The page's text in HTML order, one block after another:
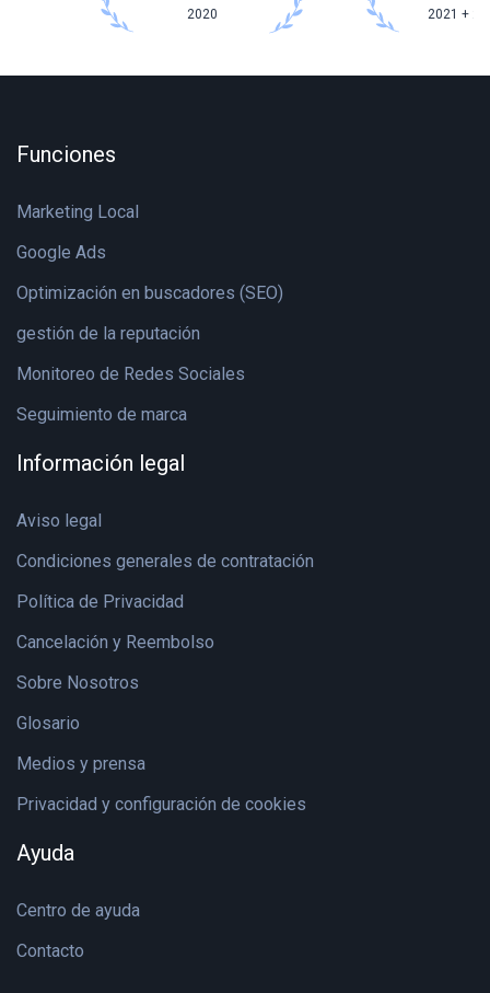
2020 2021 +
Funciones
Marketing Local
Google Ads
Optimización en buscadores (SEO)
gestión de la reputación
Monitoreo de Redes Sociales
Seguimiento de marca
Información legal
Aviso legal
Condiciones generales de contratación
Política de Privacidad
Cancelación y Reembolso
Sobre Nosotros
Glosario
Medios y prensa
Privacidad y configuración de cookies
Ayuda
Centro de ayuda
Contacto